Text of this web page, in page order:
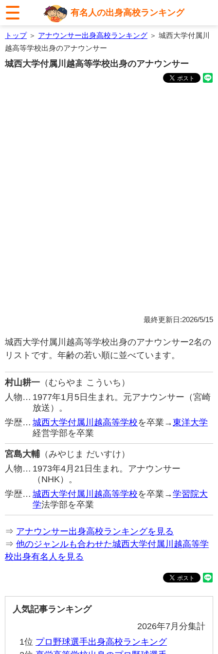
有名人の出身高校ランキング
トップ＞ アナウンサー出身高校ランキング ＞ 城西大学付属川
越高等学校出身のアナウンサー
城西大学付属川越高等学校出身のアナウンサー
最終更新日:2026/5/15
城西大学付属川越高等学校出身のアナウンサー2名の
リストです。年齢の若い順に並べています。
村山耕一 （むらやま こういち）
人物… 1977年1月5日生まれ。元アナウンサー（宮崎
放送）。
学歴… 城西大学付属川越高等学校を卒業→東洋大学
経営学部を卒業
宮島大輔 （みやじま だいすけ）
人物… 1973年4月21日生まれ。アナウンサー
（NHK）。
学歴… 城西大学付属川越高等学校を卒業→学習院大
学法学部を卒業
⇒ アナウンサー出身高校ランキングを見る
⇒ 他のジャンルも合わせた城西大学付属川越高等学
校出身有名人を見る
人気記事ランキング
2026年7月分集計
1位 プロ野球選手出身高校ランキング